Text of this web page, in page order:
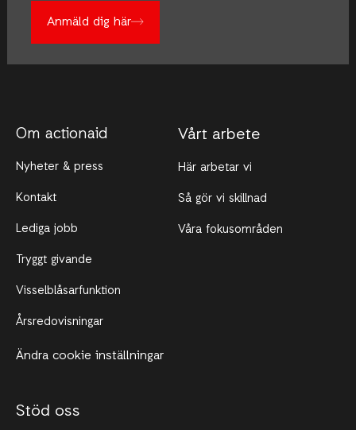
Anmäld dig här
Om actionaid
Nyheter & press
Kontakt
Lediga jobb
Tryggt givande
Visselblåsarfunktion
Årsredovisningar
Ändra cookie inställningar
Vårt arbete
Här arbetar vi
Så gör vi skillnad
Våra fokusområden
Stöd oss